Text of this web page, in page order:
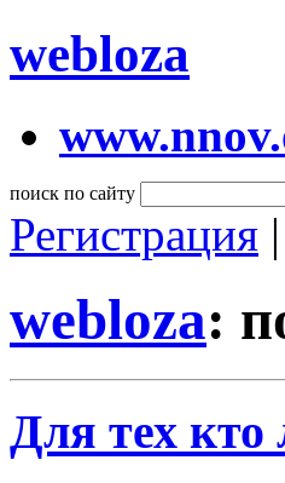
webloza
поиск по сайту
Регистрация |
webloza:
Для тех